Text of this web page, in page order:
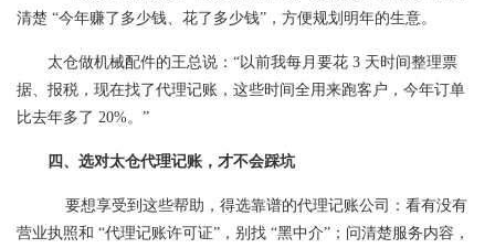
清楚 “今年赚了多少钱、花了多少钱”，方便规划明年的生意。
太仓做机械配件的王总说：“以前我每月要花 3 天时间整理票
据、报税，现在找了代理记账，这些时间全用来跑客户，今年订单
比去年多了 20%。”
四、选对太仓代理记账，才不会踩坑
要想享受到这些帮助，得选靠谱的代理记账公司：看有没有
营业执照和 “代理记账许可证”，别找 “黑中介”；问清楚服务内容，